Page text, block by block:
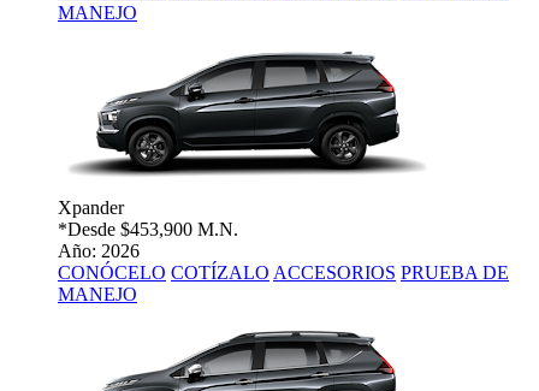
MANEJO
Xpander
*Desde $453,900 M.N.
Año: 2026
CONÓCELO COTÍZALO ACCESORIOS PRUEBA DE
MANEJO